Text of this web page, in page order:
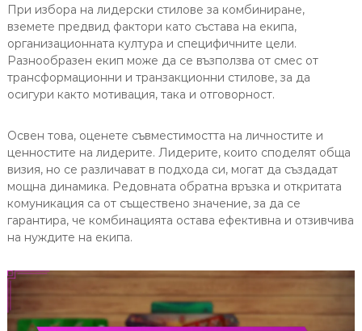
При избора на лидерски стилове за комбиниране,
вземете предвид фактори като състава на екипа,
организационната култура и специфичните цели.
Разнообразен екип може да се възползва от смес от
трансформационни и транзакционни стилове, за да
осигури както мотивация, така и отговорност.
Освен това, оценете съвместимостта на личностите и
ценностите на лидерите. Лидерите, които споделят обща
визия, но се различават в подхода си, могат да създадат
мощна динамика. Редовната обратна връзка и откритата
комуникация са от съществено значение, за да се
гарантира, че комбинацията остава ефективна и отзивчива
на нуждите на екипа.